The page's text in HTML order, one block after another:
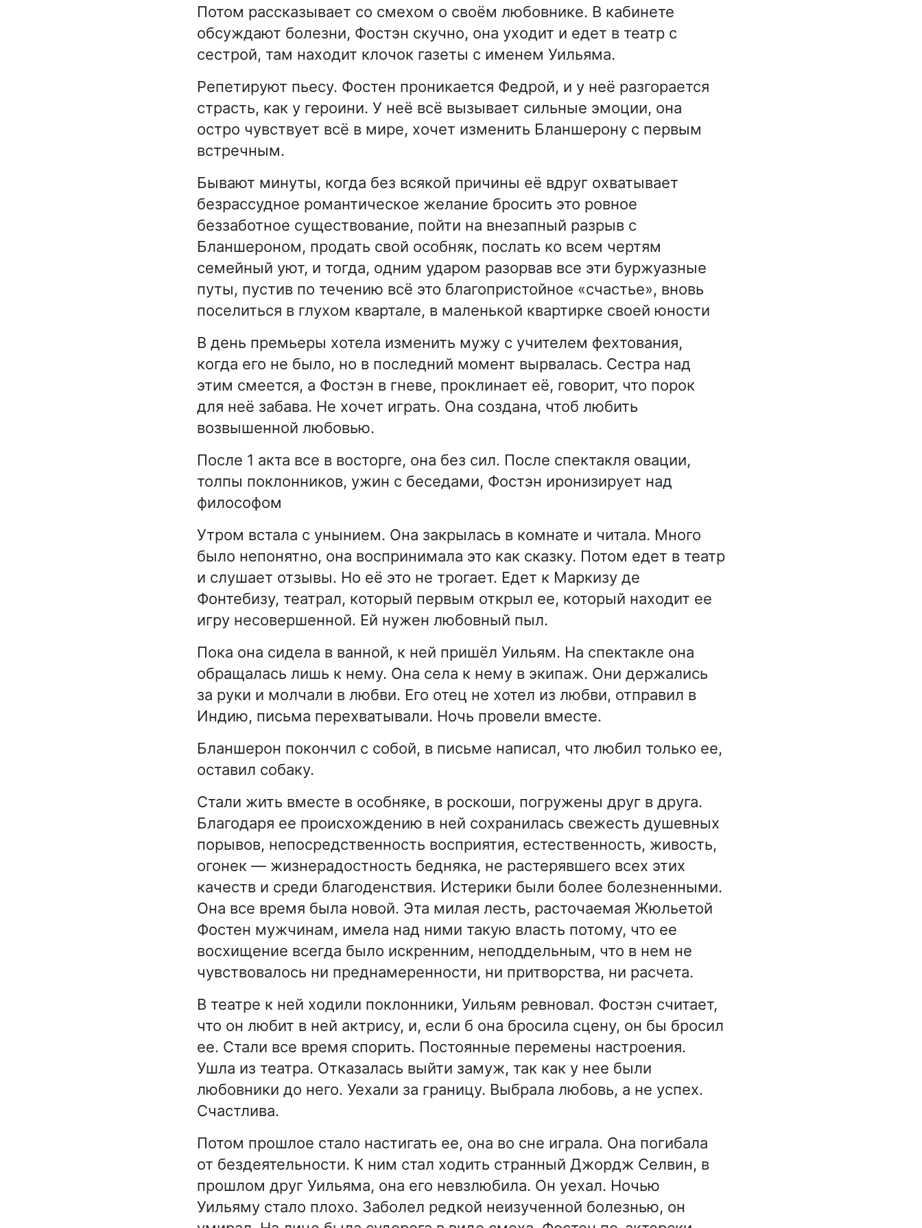
Потом рассказывает со смехом о своём любовнике. В кабинете
обсуждают болезни, Фостэн скучно, она уходит и едет в театр с
сестрой, там находит клочок газеты с именем Уильяма.
Репетируют пьесу. Фостен проникается Федрой, и у неё разгорается
страсть, как у героини. У неё всё вызывает сильные эмоции, она
остро чувствует всё в мире, хочет изменить Бланшерону с первым
встречным.
Бывают минуты, когда без всякой причины её вдруг охватывает
безрассудное романтическое желание бросить это ровное
беззаботное существование, пойти на внезапный разрыв с
Бланшероном, продать свой особняк, послать ко всем чертям
семейный уют, и тогда, одним ударом разорвав все эти буржуазные
путы, пустив по течению всё это благопристойное «счастье», вновь
поселиться в глухом квартале, в маленькой квартирке своей юности
В день премьеры хотела изменить мужу с учителем фехтования,
когда его не было, но в последний момент вырвалась. Сестра над
этим смеется, а Фостэн в гневе, проклинает её, говорит, что порок
для неё забава. Не хочет играть. Она создана, чтоб любить
возвышенной любовью.
После 1 акта все в восторге, она без сил. После спектакля овации,
толпы поклонников, ужин с беседами, Фостэн иронизирует над
философом
Утром встала с унынием. Она закрылась в комнате и читала. Много
было непонятно, она воспринимала это как сказку. Потом едет в театр
и слушает отзывы. Но её это не трогает. Едет к Маркизу де
Фонтебизу, театрал, который первым открыл ее, который находит ее
игру несовершенной. Ей нужен любовный пыл.
Пока она сидела в ванной, к ней пришёл Уильям. На спектакле она
обращалась лишь к нему. Она села к нему в экипаж. Они держались
за руки и молчали в любви. Его отец не хотел из любви, отправил в
Индию, письма перехватывали. Ночь провели вместе.
Бланшерон покончил с собой, в письме написал, что любил только ее,
оставил собаку.
Стали жить вместе в особняке, в роскоши, погружены друг в друга.
Благодаря ее происхождению в ней сохранилась свежесть душевных
порывов, непосредственность восприятия, естественность, живость,
огонек — жизнерадостность бедняка, не растерявшего всех этих
качеств и среди благоденствия. Истерики были более болезненными.
Она все время была новой. Эта милая лесть, расточаемая Жюльетой
Фостен мужчинам, имела над ними такую власть потому, что ее
восхищение всегда было искренним, неподдельным, что в нем не
чувствовалось ни преднамеренности, ни притворства, ни расчета.
В театре к ней ходили поклонники, Уильям ревновал. Фостэн считает,
что он любит в ней актрису, и, если б она бросила сцену, он бы бросил
ее. Стали все время спорить. Постоянные перемены настроения.
Ушла из театра. Отказалась выйти замуж, так как у нее были
любовники до него. Уехали за границу. Выбрала любовь, а не успех.
Счастлива.
Потом прошлое стало настигать ее, она во сне играла. Она погибала
от бездеятельности. К ним стал ходить странный Джордж Селвин, в
прошлом друг Уильяма, она его невзлюбила. Он уехал. Ночью
Уильяму стало плохо. Заболел редкой неизученной болезнью, он